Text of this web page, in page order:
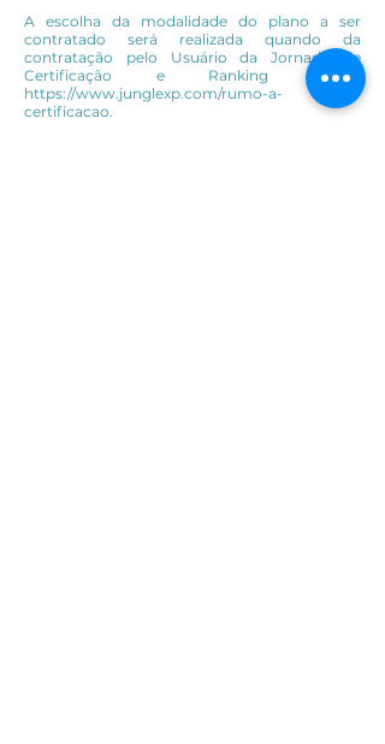
A escolha da modalidade do plano a ser
contratado será realizada quando da
contratação pelo Usuário da Jornada de
Certificação e Ranking Jungle
https://www.junglexp.com/rumo-a-
certificacao.